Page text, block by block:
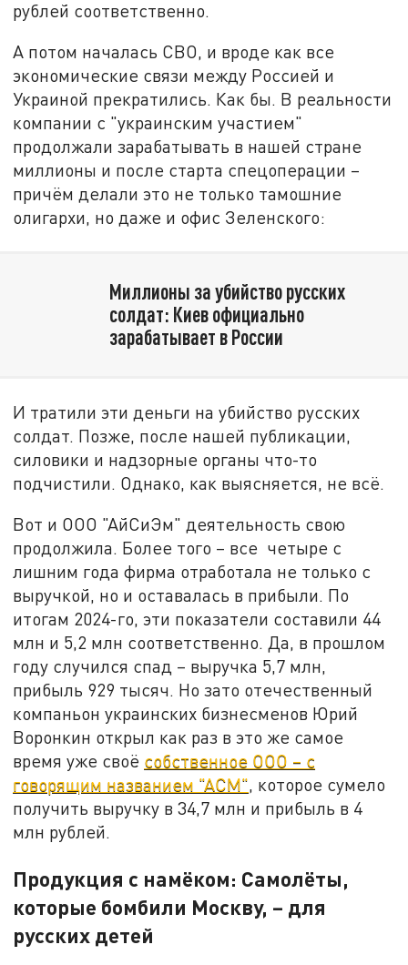
рублей соответственно.
А потом началась СВО, и вроде как все
экономические связи между Россией и
Украиной прекратились. Как бы. В реальности
компании с "украинским участием"
продолжали зарабатывать в нашей стране
миллионы и после старта спецоперации –
причём делали это не только тамошние
олигархи, но даже и офис Зеленского:
Миллионы за убийство русских
солдат: Киев официально
зарабатывает в России
И тратили эти деньги на убийство русских
солдат. Позже, после нашей публикации,
силовики и надзорные органы что-то
подчистили. Однако, как выясняется, не всё.
Вот и ООО "АйСиЭм" деятельность свою
продолжила. Более того – все четыре с
лишним года фирма отработала не только с
выручкой, но и оставалась в прибыли. По
итогам 2024-го, эти показатели составили 44
млн и 5,2 млн соответственно. Да, в прошлом
году случился спад – выручка 5,7 млн,
прибыль 929 тысяч. Но зато отечественный
компаньон украинских бизнесменов Юрий
Воронкин открыл как раз в это же самое
время уже своё собственное ООО – с
говорящим названием "АСМ", которое сумело
получить выручку в 34,7 млн и прибыль в 4
млн рублей.
Продукция с намёком: Самолёты,
которые бомбили Москву, – для
русских детей